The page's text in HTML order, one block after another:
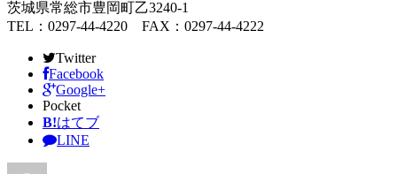
茨城県常総市豊岡町乙3240-1
TEL：0297-44-4220 FAX：0297-44-4222
Twitter
Facebook
Google+
Pocket
B!はてブ
LINE